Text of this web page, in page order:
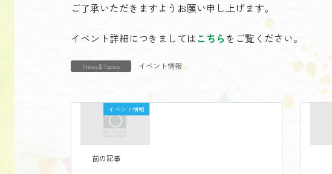
ご了承いただきますようお願い申し上げます。
イベント詳細につきましてはこちら をご覧ください。
News＆Topics イベント情報
イベント情報
前の記事